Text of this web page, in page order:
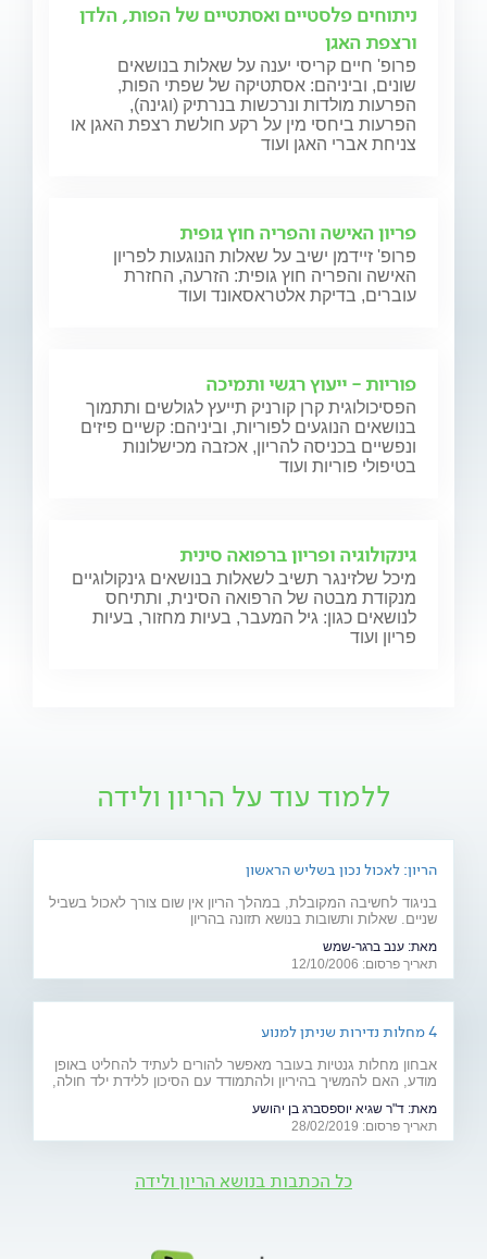
ניתוחים פלסטיים ואסתטיים של הפות, הלדן
ורצפת האגן
פרופ' חיים קריסי יענה על שאלות בנושאים
שונים, וביניהם: אסתטיקה של שפתי הפות,
הפרעות מולדות ונרכשות בנרתיק (וגינה),
הפרעות ביחסי מין על רקע חולשת רצפת האגן או
צניחת אברי האגן ועוד
פריון האישה והפריה חוץ גופית
פרופ' זיידמן ישיב על שאלות הנוגעות לפריון
האישה והפריה חוץ גופית: הזרעה, החזרת
עוברים, בדיקת אלטראסאונד ועוד
פוריות - ייעוץ רגשי ותמיכה
הפסיכולוגית קרן קורניק תייעץ לגולשים ותתמוך
בנושאים הנוגעים לפוריות, וביניהם: קשיים פיזים
ונפשיים בכניסה להריון, אכזבה מכישלונות
בטיפולי פוריות ועוד
גינקולוגיה ופריון ברפואה סינית
מיכל שלזינגר תשיב לשאלות בנושאים גינקולוגיים
מנקודת מבטה של הרפואה הסינית, ותתיחס
לנושאים כגון: גיל המעבר, בעיות מחזור, בעיות
פריון ועוד
ללמוד עוד על הריון ולידה
הריון: לאכול נכון בשליש הראשון
בניגוד לחשיבה המקובלת, במהלך הריון אין שום צורך לאכול בשביל
שניים. שאלות ותשובות בנושא תזונה בהריון
מאת: ענב ברגר-שמש
תאריך פרסום: 12/10/2006
4 מחלות נדירות שניתן למנוע
אבחון מחלות גנטיות בעובר מאפשר להורים לעתיד להחליט באופן
מודע, האם להמשיך בהיריון ולהתמודד עם הסיכון ללידת ילד חולה,
(28.2)מאת: ד"ר שגיא יוספסברג בן יהושע
תאריך פרסום: 28/02/2019
כל הכתבות בנושא הריון ולידה